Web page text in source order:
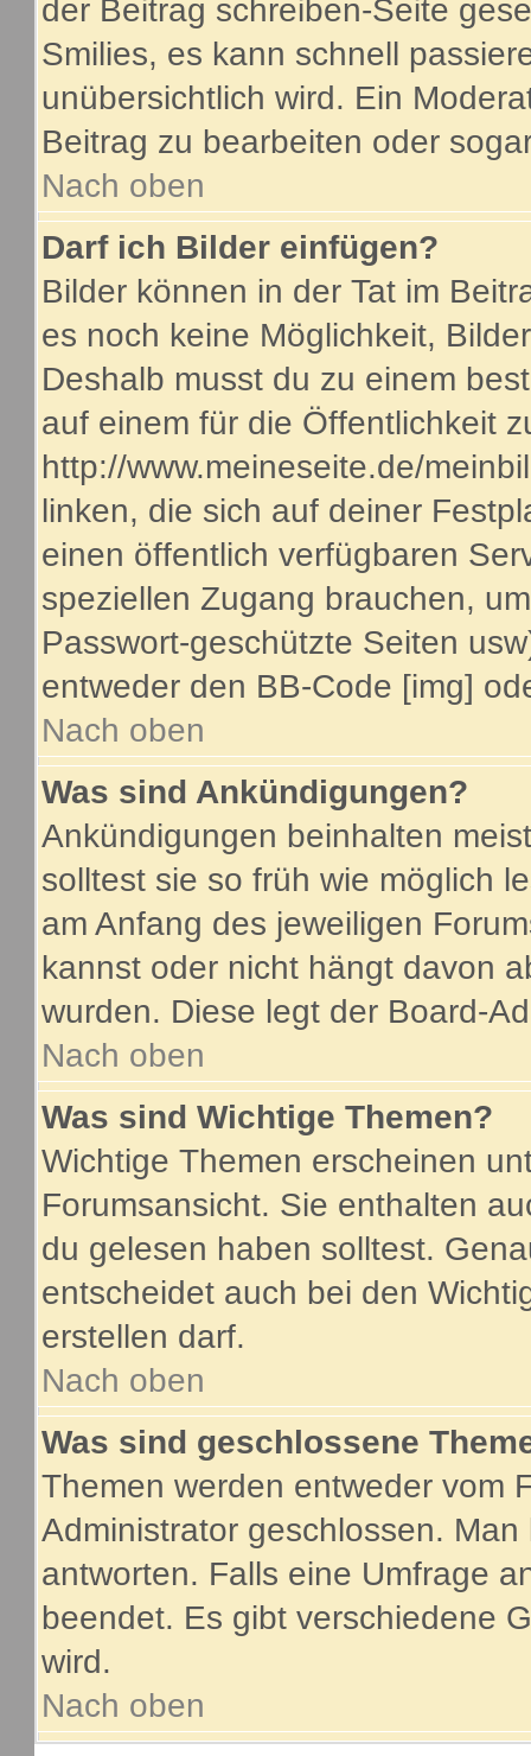
der Beitrag schreiben-Seite
Smilies, es kann schnell
unübersichtlich wird. Ein
Beitrag zu bearbeiten oder
Nach oben
Darf ich Bilder einfügen?
Bilder können in der Tat im
es noch keine Möglichkeit,
Deshalb musst du zu einem
auf einem für die Öffentlichkeit
http://www.meineseite.de/
linken, die sich auf deiner
einen öffentlich verfügbaren
speziellen Zugang brauchen,
Passwort-geschützte Seiten
entweder den BB-Code [img]
Nach oben
Was sind Ankündigungen?
Ankündigungen beinhalten
solltest sie so früh wie möglich
am Anfang des jeweiligen
kannst oder nicht hängt davon
wurden. Diese legt der Board-
Nach oben
Was sind Wichtige Themen?
Wichtige Themen erscheinen
Forumsansicht. Sie enthalten
du gelesen haben solltest.
entscheidet auch bei den
erstellen darf.
Nach oben
Was sind geschlossene
Themen werden entweder vom
Administrator geschlossen.
antworten. Falls eine Umfrage
beendet. Es gibt verschiedene
wird.
Nach oben